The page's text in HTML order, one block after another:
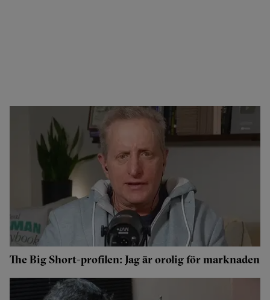
The Big Short-profilen: Jag är orolig för marknaden